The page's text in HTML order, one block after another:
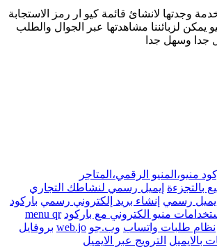
وجدتها لانشائ قائمة كيو ار رمز الاستجابة
يمكن لزبائننا مشاهدتها عبر الجوال والطلب
جدا وسهل جدا
منيو،المنيو الرقمي،المتاجر
بالتجزءة إيميل رسمي لنشاطك التجاري
رسمي إنشاء بريد إلكتروني رسمي باركود
منيو الكتروني مع باركود menu qr
نظام طلبات واتساب وب.جو web.jo بروفايل
بالايميل الترويج عبر الايميل